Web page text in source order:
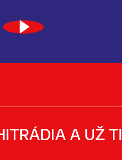
A UŽ TI